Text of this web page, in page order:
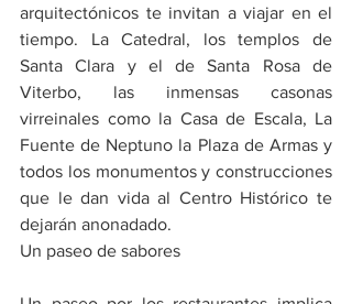
arquitectónicos te invitan a viajar en el
tiempo. La Catedral, los templos de
Santa Clara y el de Santa Rosa de
Viterbo, las inmensas casonas
virreinales como la Casa de Escala, La
Fuente de Neptuno la Plaza de Armas y
todos los monumentos y construcciones
que le dan vida al Centro Histórico te
dejarán anonadado.
Un paseo de sabores